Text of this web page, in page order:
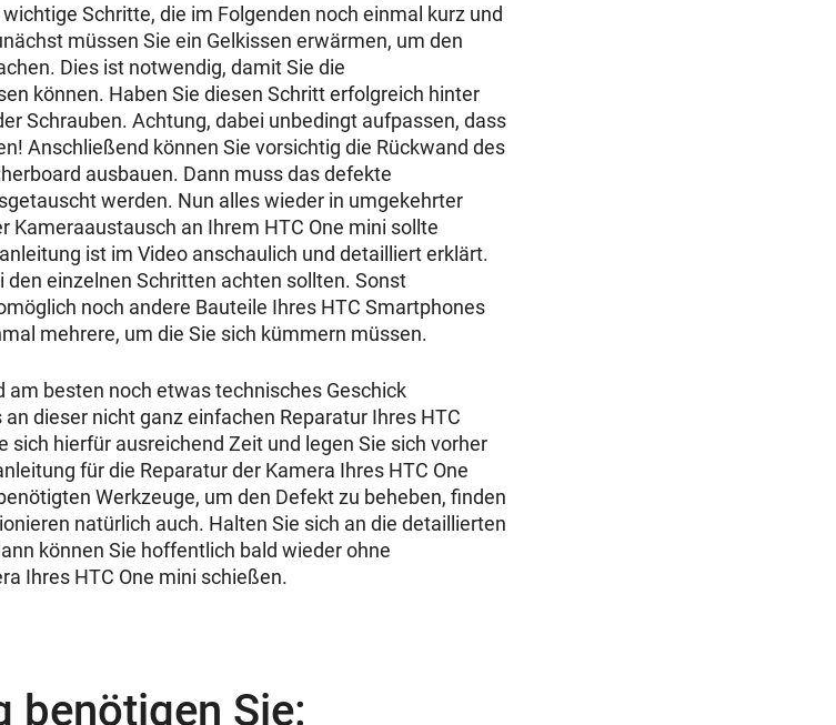
Schritte, die im Folgenden noch einmal kurz und
müssen Sie ein Gelkissen erwärmen, um den
Dies ist notwendig, damit Sie die
können. Haben Sie diesen Schritt erfolgreich hinter
Schrauben. Achtung, dabei unbedingt aufpassen, dass
Anschließend können Sie vorsichtig die Rückwand des
ausbauen. Dann muss das defekte
werden. Nun alles wieder in umgekehrter
Kameraaustausch an Ihrem HTC One mini sollte
ist im Video anschaulich und detailliert erklärt.
den einzelnen Schritten achten sollten. Sonst
noch andere Bauteile Ihres HTC Smartphones
mehrere, um die Sie sich kümmern müssen.
am besten noch etwas technisches Geschick
dieser nicht ganz einfachen Reparatur Ihres HTC
sich hierfür ausreichend Zeit und legen Sie sich vorher
für die Reparatur der Kamera Ihres HTC One
Werkzeuge, um den Defekt zu beheben, finden
natürlich auch. Halten Sie sich an die detaillierten
können Sie hoffentlich bald wieder ohne
Ihres HTC One mini schießen.
benötigen Sie: